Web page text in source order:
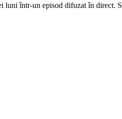
luni într-un episod difuzat în direct.